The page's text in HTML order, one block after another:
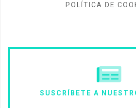
POLÍTICA DE
SUSCRÍBETE A